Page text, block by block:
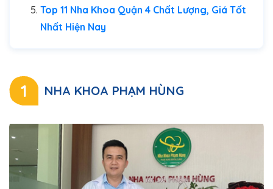
Top 11 Nha Khoa Quận 4 Chất Lượng, Giá Tốt
Nhất Hiện Nay
1 NHA KHOA PHẠM HÙNG